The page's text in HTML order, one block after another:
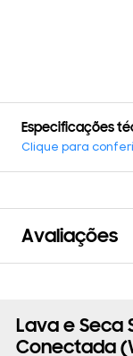
Especificações
Clique para
Avaliações
Lava e Seca
Conectada